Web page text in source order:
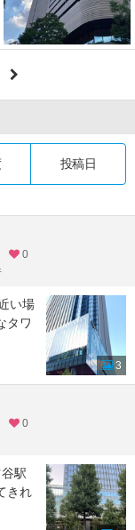
投稿日
0
い場
タワ
3
0
駅
きれ